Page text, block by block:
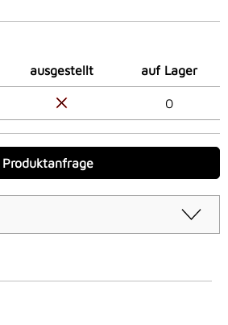
ausgestellt
auf Lager
0
Produktanfrage